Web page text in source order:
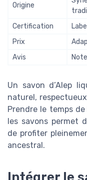
Origine
Certification
Prix
Avis
Un savon d’Alep
naturel,
Prendre le temps
les savons permet
de profiter
ancestral.
Intégrer le